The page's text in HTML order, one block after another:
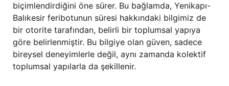
biçimlendirdiğini öne sürer. Bu bağlamda, Yenikapı-
Balıkesir feribotunun süresi hakkındaki bilgimiz de
bir otorite tarafından, belirli bir toplumsal yapıya
göre belirlenmiştir. Bu bilgiye olan güven, sadece
bireysel deneyimlerle değil, aynı zamanda kolektif
toplumsal yapılarla da şekillenir.